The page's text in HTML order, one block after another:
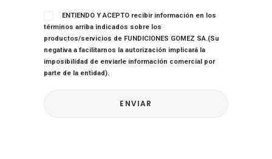
ENTIENDO Y ACEPTO recibir información en los
términos arriba indicados sobre los
productos/servicios de FUNDICIONES GOMEZ SA.(Su
negativa a facilitarnos la autorización implicará la
imposibilidad de enviarle información comercial por
parte de la entidad).